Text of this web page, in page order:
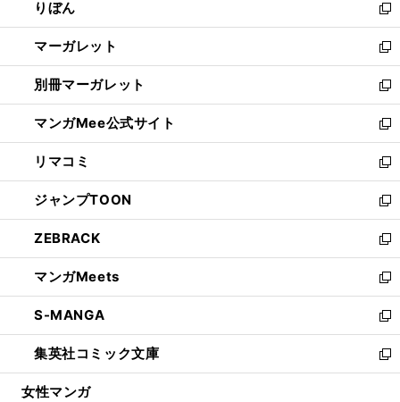
く
で
開
く
ド
ウ
で
開
く
ィ
ン
ド
ウ
で
開
く
りぼん
新
し
い
ウ
ィ
ン
ド
ウ
で
開
く
マーガレット
新
し
い
ウ
ィ
ン
ド
ウ
で
開
く
別冊マーガレット
新
し
い
ウ
ィ
ン
ド
ウ
で
開
く
マンガMee公式サイト
新
し
い
ウ
ィ
ン
ド
ウ
で
開
く
リマコミ
新
し
い
ウ
ィ
ン
ド
ウ
で
開
く
ジャンプTOON
新
し
い
ウ
ィ
ン
ド
ウ
で
開
ZEBRACK
新
し
い
ウ
ィ
ン
ド
ウ
マンガMeets
新
し
い
ウ
ィ
ン
S-MANGA
新
し
い
ウ
集英社コミック文庫
新
し
女性マンガ